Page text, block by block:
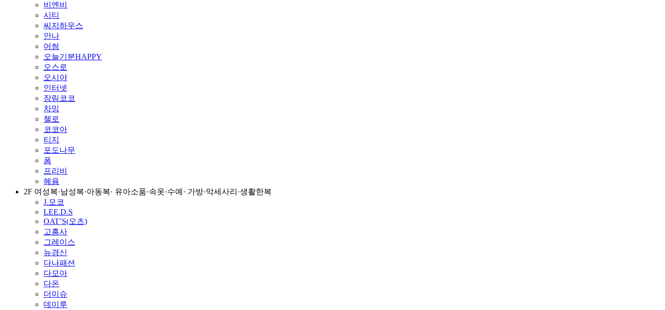
비엔비
시티
씨지하우스
안나
어썸
오늘기분HAPPY
오스로
오시야
인터넷
장림코코
차밍
첼로
코코아
티지
포도나무
폼
프리비
혜윰
2F 여성복·남성복·아동복· 유아소품·속옷·수예· 가방·악세사리·생활한복
J.모코
LEE.D.S
OAT’S(오츠)
고흥사
그레이스
뉴경신
다나패션
다모아
다온
더이슈
데이루